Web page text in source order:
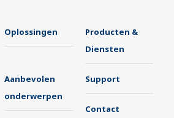
Oplossingen
Producten &
Diensten
Aanbevolen
onderwerpen
Support
Contact